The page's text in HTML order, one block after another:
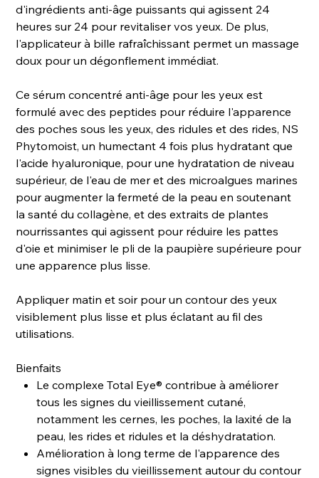
d'ingrédients anti-âge puissants qui agissent 24
heures sur 24 pour revitaliser vos yeux. De plus,
l'applicateur à bille rafraîchissant permet un massage
doux pour un dégonflement immédiat.
Ce sérum concentré anti-âge pour les yeux est
formulé avec des peptides pour réduire l'apparence
des poches sous les yeux, des ridules et des rides, NS
Phytomoist, un humectant 4 fois plus hydratant que
l'acide hyaluronique, pour une hydratation de niveau
supérieur, de l'eau de mer et des microalgues marines
pour augmenter la fermeté de la peau en soutenant
la santé du collagène, et des extraits de plantes
nourrissantes qui agissent pour réduire les pattes
d'oie et minimiser le pli de la paupière supérieure pour
une apparence plus lisse.
Appliquer matin et soir pour un contour des yeux
visiblement plus lisse et plus éclatant au fil des
utilisations.
Bienfaits
Le complexe Total Eye® contribue à améliorer
tous les signes du vieillissement cutané,
notamment les cernes, les poches, la laxité de la
peau, les rides et ridules et la déshydratation.
Amélioration à long terme de l'apparence des
signes visibles du vieillissement autour du contour